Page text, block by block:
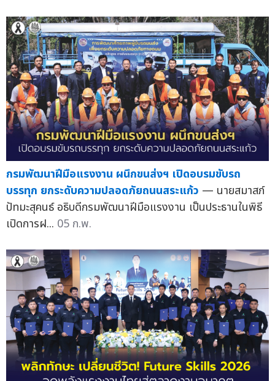
กรมพัฒนาฝีมือแรงงาน ผนึกขนส่งฯ เปิดอบรมขับรถ
บรรทุก ยกระดับความปลอดภัยถนนสระแก้ว — นายสมาสภ์
ปัทมะสุคนธ์ อธิบดีกรมพัฒนาฝีมือแรงงาน เป็นประธานในพิธี
เปิดการฝ... 05 ก.พ.